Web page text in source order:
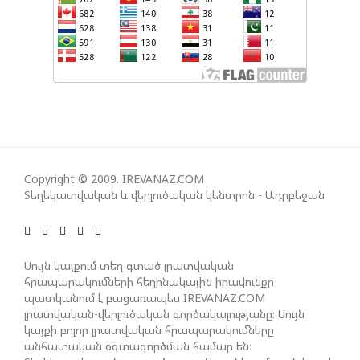
ՀԱՅԱՑՔ ՀԱՅԱՍՏԱՆԻՑ. ՈՐՔԱ՞Ն ԲԱՐՁՐ ԵՆ TRIPP-Ի
ԿՅԱՆՔԻ ԿՈՉՄԱՆ ՇԱՆՍԵՐՆ ԱՅՍ ՊԱՀԻՆ
ՀԱՊԿ-Ի ՄԱՍՆԱԿՑՈՒԹՅՈՒՆԸ ՂԱՐԱԲԱՂՅԱՆ
ԳՈՐԾՈՒՆԵՈՒԹՅՈՒՆ ԱԴՐԲԵՋԱՆՈՒՄ ԱՆՕՐԻՆԱԿԱՆ
Է ՃԱՆԱՉՎԵԼ
ՄԱԼԴԻՎՑԻ ԳՈՐԾԸՆԿԵՐ ՄՈՀԱՄՄԵԴ ՄՈՒԻԶԱՅԻՆ.
«ՄԵՆՔ ԳՈՀ ԵՆՔ ԱԴՐԲԵՋԱՆԻ ԵՎ ՄԱԼԴԻՎՆԵՐԻ
ՄԻՋԵՎ ՀԱՐԱԲԵՐՈՒԹՅՈՒՆՆԵՐԻ ԴԻՆԱՄԻԿ
ԶԱՐԳԱՑՈՒՄԻՑ»
Copyright © 2009. IREVANAZ.COM
Տեղեկատվական և վերլուծական կենտրոն - Ադրբեջան
Սույն կայքում տեղ գտած լրատվական
հրապարակումների հեղինակային իրավունքը
պատկանում է բացառապես IREVANAZ.COM
լրատվական-վերլուծական գործակալությանը։ Սույն
կայքի բոլոր լրատվական հրապարակումները
անհատական օգտագործման համար են։